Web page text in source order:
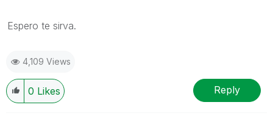
Espero te sirva.
4,109 Views
0 Likes Reply